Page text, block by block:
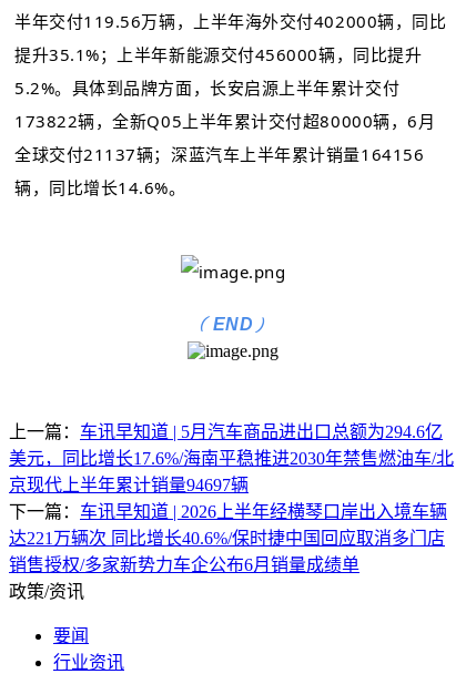
半年交付119.56万辆，上半年海外交付402000辆，同比
提升35.1%；上半年新能源交付456000辆，同比提升
5.2%。具体到品牌方面，长安启源上半年累计交付
173822辆，全新Q05上半年累计交付超80000辆，6月
全球交付21137辆； 深蓝汽车上半年累计销量164156
辆，同比增长14.6%。
(END )
上一篇： 车讯早知道 | 5月汽车商品进出口总额为294.6亿
美元，同比增长17.6%/海南平稳推进2030年禁售燃油车/北
京现代上半年累计销量94697辆
下一篇： 车讯早知道 | 2026上半年经横琴口岸出入境车辆
达221万辆次 同比增长40.6%/保时捷中国回应取消多门店
销售授权/多家新势力车企公布6月销量成绩单
政策/资讯
要闻
行业资讯